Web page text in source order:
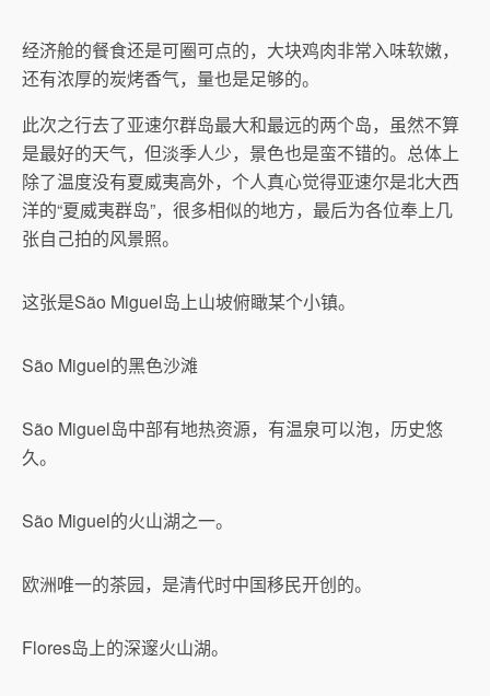
经济舱的餐食还是可圈可点的，大块鸡肉非常入味软嫩，
还有浓厚的炭烤香气，量也是足够的。
此次之行去了亚速尔群岛最大和最远的两个岛，虽然不算
是最好的天气，但淡季人少，景色也是蛮不错的。总体上
除了温度没有夏威夷高外，个人真心觉得亚速尔是北大西
洋的“夏威夷群岛”，很多相似的地方，最后为各位奉上几
张自己拍的风景照。
这张是São Miguel岛上山坡俯瞰某个小镇。
São Miguel的黑色沙滩
São Miguel岛中部有地热资源，有温泉可以泡，历史悠
久。
São Miguel的火山湖之一。
欧洲唯一的茶园，是清代时中国移民开创的。
Flores岛上的深邃火山湖。